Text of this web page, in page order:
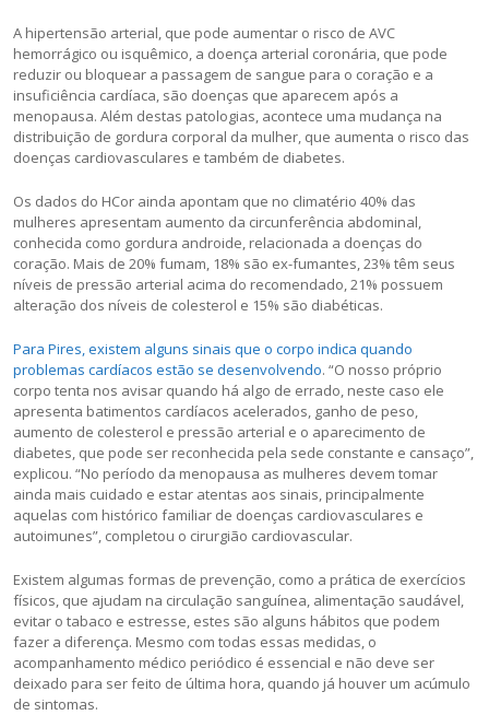
A hipertensão arterial, que pode aumentar o risco de AVC
hemorrágico ou isquêmico, a doença arterial coronária, que pode
reduzir ou bloquear a passagem de sangue para o coração e a
insuficiência cardíaca, são doenças que aparecem após a
menopausa. Além destas patologias, acontece uma mudança na
distribuição de gordura corporal da mulher, que aumenta o risco das
doenças cardiovasculares e também de diabetes.
Os dados do HCor ainda apontam que no climatério 40% das
mulheres apresentam aumento da circunferência abdominal,
conhecida como gordura androide, relacionada a doenças do
coração. Mais de 20% fumam, 18% são ex-fumantes, 23% têm seus
níveis de pressão arterial acima do recomendado, 21% possuem
alteração dos níveis de colesterol e 15% são diabéticas.
Para Pires, existem alguns sinais que o corpo indica quando
problemas cardíacos estão se desenvolvendo. “O nosso próprio
corpo tenta nos avisar quando há algo de errado, neste caso ele
apresenta batimentos cardíacos acelerados, ganho de peso,
aumento de colesterol e pressão arterial e o aparecimento de
diabetes, que pode ser reconhecida pela sede constante e cansaço”,
explicou. “No período da menopausa as mulheres devem tomar
ainda mais cuidado e estar atentas aos sinais, principalmente
aquelas com histórico familiar de doenças cardiovasculares e
autoimunes”, completou o cirurgião cardiovascular.
Existem algumas formas de prevenção, como a prática de exercícios
físicos, que ajudam na circulação sanguínea, alimentação saudável,
evitar o tabaco e estresse, estes são alguns hábitos que podem
fazer a diferença. Mesmo com todas essas medidas, o
acompanhamento médico periódico é essencial e não deve ser
deixado para ser feito de última hora, quando já houver um acúmulo
de sintomas.